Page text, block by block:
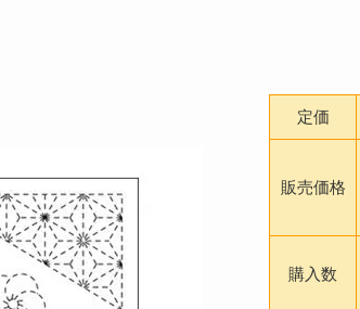
定価
販売価格
購入数